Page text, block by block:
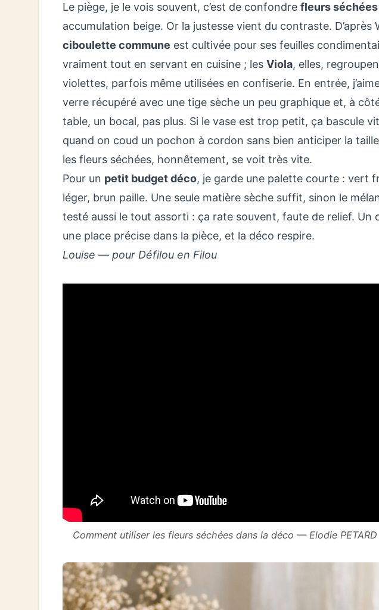
Le piège, je le vois souvent, c’est de confondre fleurs
accumulation beige. Or la justesse vient du contraste. D’après
ciboulette commune est cultivée pour ses feuilles
vraiment tout en servant en cuisine ; les Viola, elles,
violettes, parfois même utilisées en confiserie. En entrée,
verre récupéré avec une tige sèche un peu graphique et, à
table, un bocal, pas plus. Si le vase est trop petit, ça bascule
quand on coud un pochon à cordon sans bien anticiper la
les fleurs séchées, honnêtement, se voit très vite.
Pour un petit budget déco, je garde une palette courte : vert
léger, brun paille. Une seule matière sèche suffit, sinon le
testé aussi le tout assorti : ça rate souvent, faute de relief. Un
une place précise dans la pièce, et la déco respire.
Louise — pour Défilou en Filou
Comment utiliser les fleurs séchées dans la déco — Elodie